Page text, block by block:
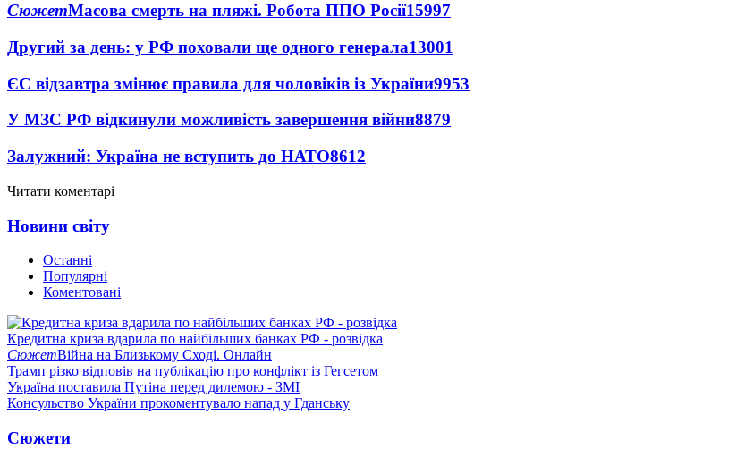
СюжетМасова смерть на пляжі. Робота ППО Росії15997
Другий за день: у РФ поховали ще одного генерала13001
ЄС відзавтра змінює правила для чоловіків із України9953
У МЗС РФ відкинули можливість завершення війни8879
Залужний: Україна не вступить до НАТО8612
Читати коментарі
Новини світу
Останні
Популярні
Коментовані
Кредитна криза вдарила по найбільших банках РФ - розвідка
СюжетВійна на Близькому Сході. Онлайн
Трамп різко відповів на публікацію про конфлікт із Гегсетом
Україна поставила Путіна перед дилемою - ЗМІ
Консульство України прокоментувало напад у Гданську
Сюжети